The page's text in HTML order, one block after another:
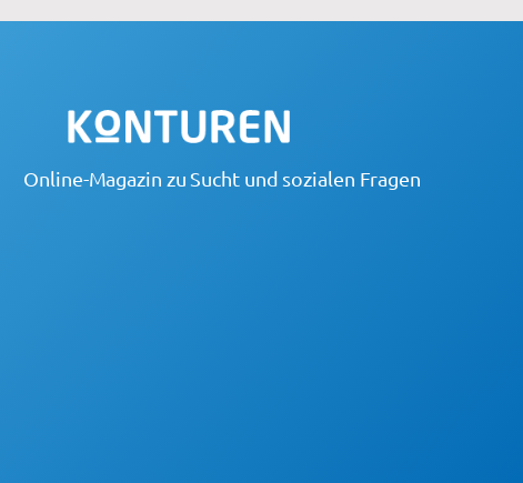
Online-Magazin zu Sucht und sozialen Fragen